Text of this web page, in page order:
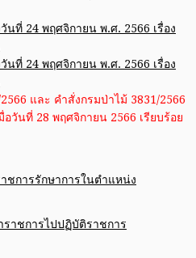
นที่ 24 พฤศจิกายน พ.ศ. 2566 เรื่อง
นที่ 24 พฤศจิกายน พ.ศ. 2566 เรื่อง
และ คำสั่งกรมป่าไม้ 3831/2566
วันที่ 28 พฤศจิกายน 2566 เรียบร้อย
ชการรักษาการในตำแหน่ง
าชการไปปฏิบัติราชการ